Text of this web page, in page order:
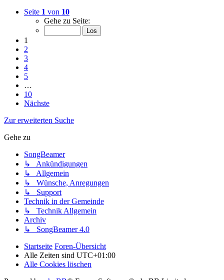
Seite 1 von 10
Gehe zu Seite:
1
2
3
4
5
…
10
Nächste
Zur erweiterten Suche
Gehe zu
SongBeamer
↳ Ankündigungen
↳ Allgemein
↳ Wünsche, Anregungen
↳ Support
Technik in der Gemeinde
↳ Technik Allgemein
Archiv
↳ SongBeamer 4.0
Startseite Foren-Übersicht
Alle Zeiten sind UTC+01:00
Alle Cookies löschen